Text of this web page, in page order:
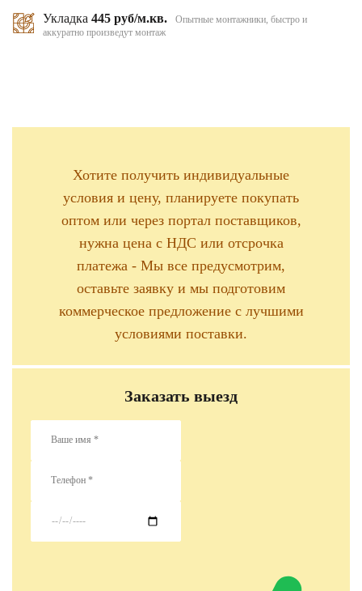
Укладка 445 руб/м.кв.
Опытные монтажники, быстро и
аккуратно произведут монтаж
Хотите получить индивидуальные
условия и цену, планируете покупать
оптом или через портал поставщиков,
нужна цена с НДС или отсрочка
платежа - Мы все предусмотрим,
оставьте заявку и мы подготовим
коммерческое предложение с лучшими
условиями поставки.
Заказать выезд